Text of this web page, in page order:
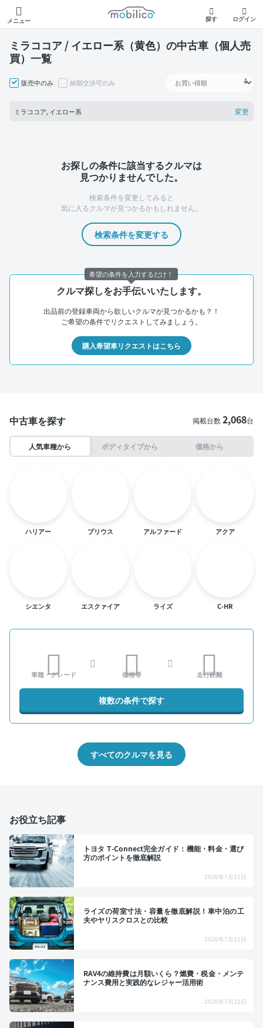
メニュー
モビリコ
探す ログイン
ミラココア / イエロー系（黄色）の中古車（個人売
買）一覧
販売中のみ 納期交渉可のみ
ミラココア, イエロー系 変更
お探しの条件に該当するクルマは
見つかりませんでした。
検索条件を変更してみると
気に入るクルマが見つかるかもしれません。
検索条件を変更する
クルマ探しをお手伝いいたします。
出品前の登録車両から欲しいクルマが見つかるかも？！
ご希望の条件でリクエストしてみましょう。
購入希望車リクエストはこちら
中古車を探す 掲載台数2,068台
人気車種から ボディタイプから 価格から
ハリアー プリウス アルファード アクア
シエンタ エスクァイア ライズ C-HR
車種・グレード 価格帯 走行距離
複数の条件で探す
すべてのクルマを見る
お役立ち記事
トヨタ T-Connect完全ガイド：機能・料金・選び
方のポイントを徹底解説
2026年7月21日
ライズの荷室寸法・容量を徹底解説！車中泊の工
夫やヤリスクロスとの比較
2026年7月21日
RAV4の維持費は月額いくら？燃費・税金・メンテ
ナンス費用と実践的なレジャー活用術
2026年7月21日
希望の条件を入力するだけ！